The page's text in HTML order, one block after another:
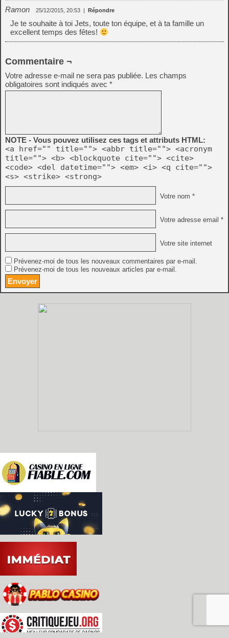
Ramon 25/12/2015, 20:53 Répondre
Je te souhaite à toi Jets, toute ton équipe, et à ta famille un
excellent temps des fêtes!
Commentaire ¬
Votre adresse e-mail ne sera pas publiée. Les champs
obligatoires sont indiqués avec *
NOTE - Vous pouvez utilisez ces tags et attributs HTML:
<a href="" title=""> <abbr title=""> <acronym
title=""> <b> <blockquote cite=""> <cite>
<code> <del datetime=""> <em> <i> <q cite="">
<s> <strike> <strong>
Votre nom *
Votre adresse email *
Votre site internet
Prévenez-moi de tous les nouveaux commentaires par e-mail.
Prévenez-moi de tous les nouveaux articles par e-mail.